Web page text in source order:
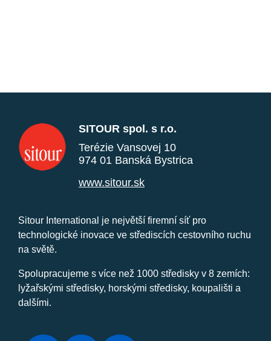
SITOUR spol. s r.o.
Terézie Vansovej 10
974 01 Banská Bystrica
www.sitour.sk
Sitour International je největší firemní síť pro
technologické inovace ve střediscích cestovního ruchu
na světě.
Spolupracujeme s více než 1000 středisky v 8 zemích:
lyžařskými středisky, horskými středisky, koupališti a
dalšími.